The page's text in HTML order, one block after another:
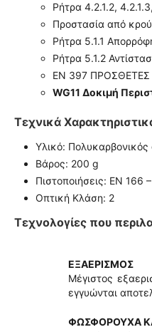
Ρήτρα 4.2.1.2,
Προστασία από
Ρήτρα 5.1.1
Ρήτρα 5.1.2
EN 397
WG11 Δοκιμή
Τεχνικά
Υλικό:
Βάρος: 200 g
Πιστοποιήσεις: EN 166
Οπτική Κλάση: 2
Τεχνολογίες που
ΕΞΑΕΡΙΣΜΟΣ
Μέγιστος
εγγυώνται
ΦΩΣΦΟΡΟΥΧΑ